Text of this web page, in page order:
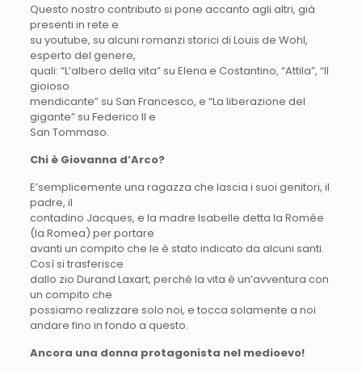
Questo nostro contributo si pone accanto agli altri, già
presenti in rete e
su youtube, su alcuni romanzi storici di Louis de Wohl,
esperto del genere,
quali: “L’albero della vita” su Elena e Costantino, “Attila”, “Il
gioioso
mendicante” su San Francesco, e “La liberazione del
gigante” su Federico II e
San Tommaso.
Chi è Giovanna d’Arco?
E’semplicemente una ragazza che lascia i suoi genitori, il
padre, il
contadino Jacques, e la madre Isabelle detta la Romèe
(la Romea) per portare
avanti un compito che le è stato indicato da alcuni santi.
Così si trasferisce
dallo zio Durand Laxart, perché la vita è un’avventura con
un compito che
possiamo realizzare solo noi, e tocca solamente a noi
andare fino in fondo a questo.
Ancora una donna protagonista nel medioevo!